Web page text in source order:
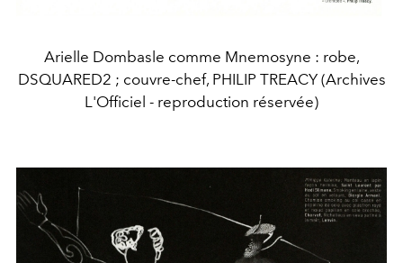
Arielle Dombasle comme Mnemosyne : robe,
DSQUARED2 ; couvre-chef, PHILIP TREACY (Archives
L'Officiel - reproduction réservée)